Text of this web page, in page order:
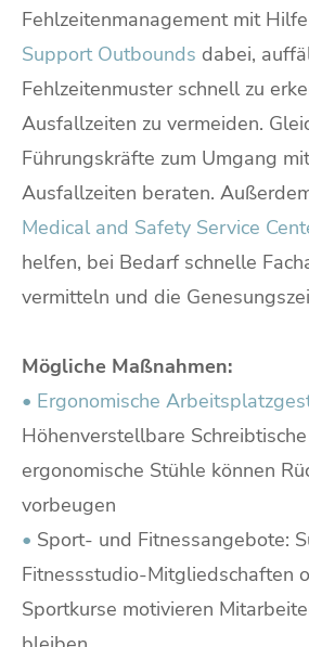
Fehlzeitenmanagement mit
Support Outbounds dabei,
Fehlzeitenmuster schnell zu
Ausfallzeiten zu vermeiden.
Führungskräfte zum Umgang
Ausfallzeiten beraten.
Medical and Safety Service
helfen, bei Bedarf schnelle
vermitteln und die
Mögliche Maßnahmen:
• Ergonomische
Höhenverstellbare
ergonomische Stühle können
vorbeugen
• Sport- und Fitnessangebote:
Fitnessstudio-Mitgliedschaften
Sportkurse motivieren